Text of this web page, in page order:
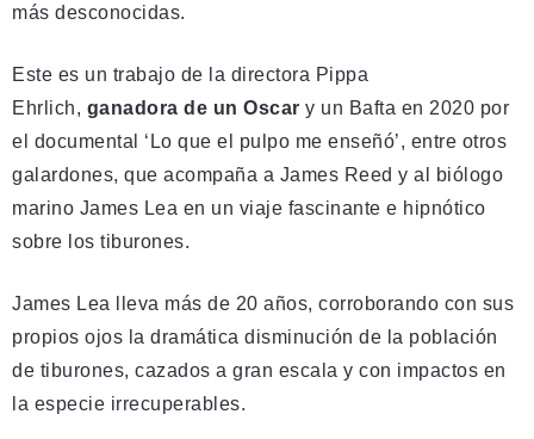
más desconocidas.
Este es un trabajo de la directora Pippa
Ehrlich, ganadora de un Oscar y un Bafta en 2020 por
el documental ‘Lo que el pulpo me enseñó’, entre otros
galardones, que acompaña a James Reed y al biólogo
marino James Lea en un viaje fascinante e hipnótico
sobre los tiburones.
James Lea lleva más de 20 años, corroborando con sus
propios ojos la dramática disminución de la población
de tiburones, cazados a gran escala y con impactos en
la especie irrecuperables.